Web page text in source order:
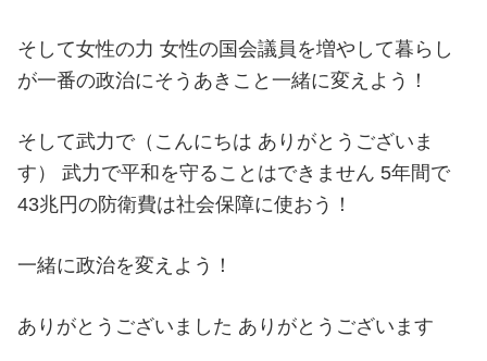
そして女性の力 女性の国会議員を増やして暮らし
が一番の政治にそうあきこと一緒に変えよう！
そして武力で（こんにちは ありがとうございま
す） 武力で平和を守ることはできません 5年間で
43兆円の防衛費は社会保障に使おう！
一緒に政治を変えよう！
ありがとうございました ありがとうございます